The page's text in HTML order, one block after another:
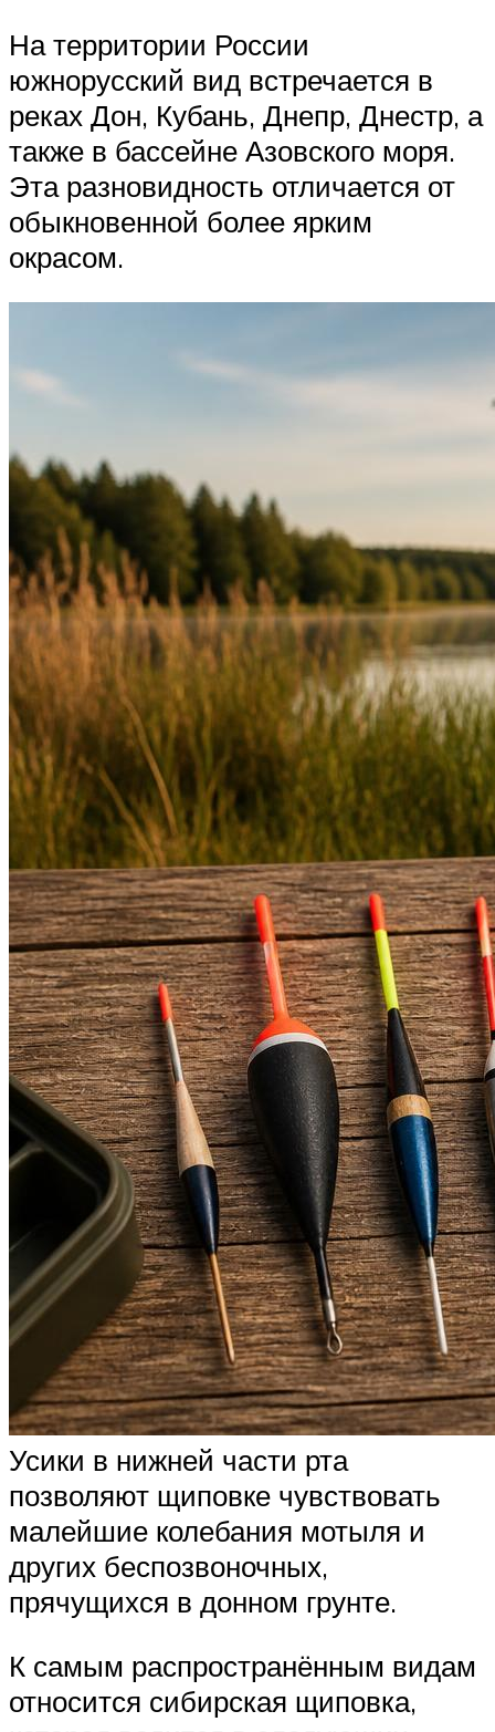
На территории России
южнорусский вид встречается в
реках Дон, Кубань, Днепр, Днестр, а
также в бассейне Азовского моря.
Эта разновидность отличается от
обыкновенной более ярким
окрасом.
Усики в нижней части рта
позволяют щиповке чувствовать
малейшие колебания мотыля и
других беспозвоночных,
прячущихся в донном грунте.
К самым распространённым видам
относится сибирская щиповка,